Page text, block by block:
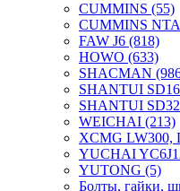
CUMMINS (55)
CUMMINS
FAW J6 (818)
HOWO (633)
SHACMAN
SHANTUI SD16
SHANTUI
WEICHAI (213)
XCMG LW300,
YUCHAI
YUTONG (5)
Болты, гайки,